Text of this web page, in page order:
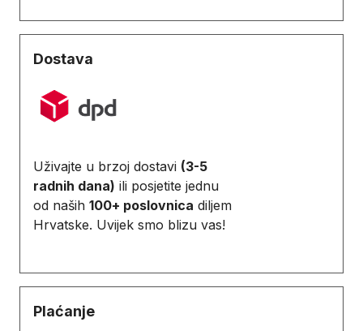
Dostava
Uživajte u brzoj dostavi (3-5
radnih dana) ili posjetite jednu
od naših 100+ poslovnica diljem
Hrvatske. Uvijek smo blizu vas!
Plaćanje